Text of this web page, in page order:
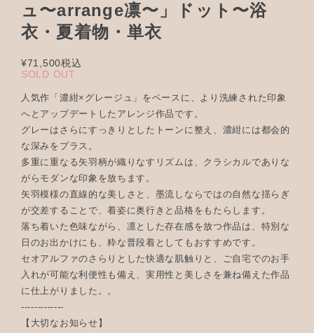
ュ〜arrange凛〜」ドット〜浴
衣・夏着物・単衣
¥71,500税込
SOLD OUT
人気作「濃紺×グレージュ」をベースに、より洗練された印象
へとアップデートしたアレンジ作品です。
グレーはさらにすっきりとしたトーンに整え、濃紺には都会的
な深みをプラス。
多重に重なる矢羽柄が織りなすリズムは、クラシカルでありな
がらモダンな印象を放ちます。
矢羽模様の直線的な美しさと、墨流しならではの自然な揺らぎ
が交差することで、着姿に奥行きと品格をもたらします。
落ち着いた色味ながら、凛とした存在感を放つ作品は、特別な
日のお出かけにも、粋な普段着としてもおすすめです。
セオアルファのさらりとした快適な肌触りと、ご自宅でのお手
入れが可能な利便性も備え、実用性と美しさを兼ね備えた作品
に仕上がりました。。
-------------
【大切なお知らせ】